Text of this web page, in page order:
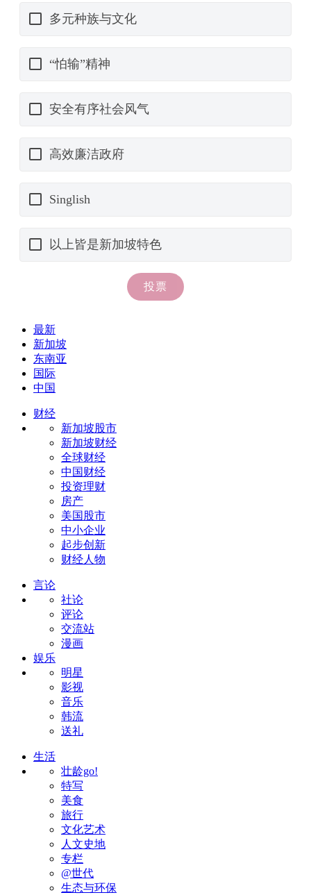
最新
新加坡
东南亚
国际
中国
财经
新加坡股市
新加坡财经
全球财经
中国财经
投资理财
房产
美国股市
中小企业
起步创新
财经人物
言论
社论
评论
交流站
漫画
娱乐
明星
影视
音乐
韩流
送礼
生活
壮龄go!
特写
美食
旅行
文化艺术
人文史地
专栏
@世代
生态与环保